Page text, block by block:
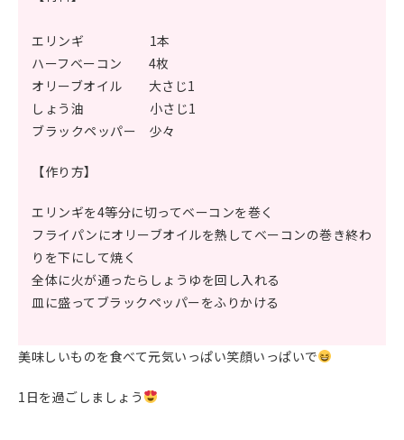
エリンギ 1本
ハーフベーコン 4枚
オリーブオイル 大さじ1
しょう油 小さじ1
ブラックペッパー 少々
【作り方】
エリンギを4等分に切ってベーコンを巻く
フライパンにオリーブオイルを熱してベーコンの巻き終わ
りを下にして焼く
全体に火が通ったらしょうゆを回し入れる
皿に盛ってブラックペッパーをふりかける
美味しいものを食べて元気いっぱい笑顔いっぱいで
1日を過ごしましょう